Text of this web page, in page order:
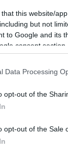
that this website/
but not
to Google and its
consent section.
Data Processing
opt-out of the
opt-out of the Sale
de ő
akkor